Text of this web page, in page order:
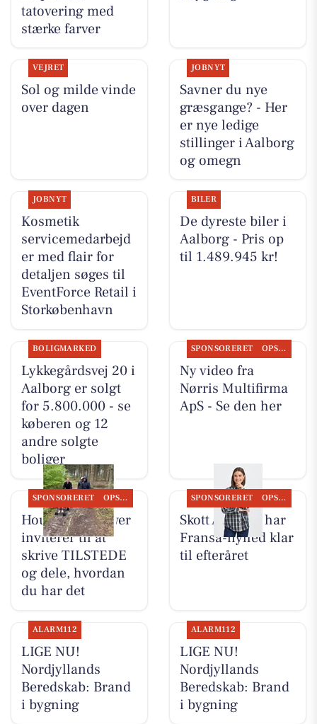
tatovering med
stærke farver
VEJRET
Sol og milde vinde
over dagen
JOBNYT
Savner du nye
græsgange? - Her
er nye ledige
stillinger i Aalborg
og omegn
JOBNYT
Kosmetik
servicemedarbejd
er med flair for
detaljen søges til
EventForce Retail i
Storkøbenhavn
BILER
De dyreste biler i
Aalborg - Pris op
til 1.489.945 kr!
BOLIGMARKED
Lykkegårdsvej 20 i
Aalborg er solgt
for 5.800.000 - se
køberen og 12
andre solgte
boliger
SPONSORERET OPSLAGSTAVLEN
Ny video fra
Nørris Multifirma
ApS - Se den her
SPONSORERET OPSLAGSTAVLEN
Houen Life Power
inviterer til at
skrive TILSTEDE
og dele, hvordan
du har det
SPONSORERET OPSLAGSTAVLEN
Skott Aalborg har
Fransa-nyhed klar
til efteråret
ALARM112
LIGE NU!
Nordjyllands
Beredskab: Brand
i bygning
ALARM112
LIGE NU!
Nordjyllands
Beredskab: Brand
i bygning